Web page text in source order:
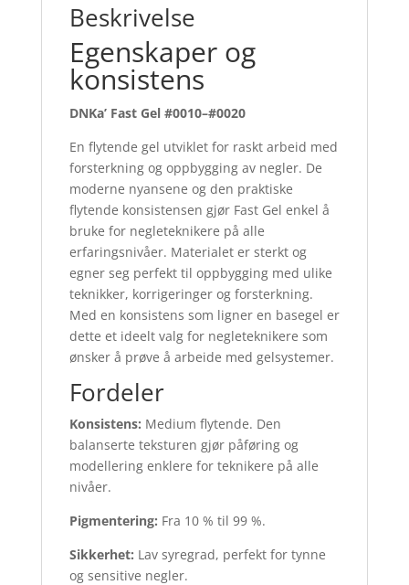
Beskrivelse
Egenskaper og
konsistens
DNKa’ Fast Gel #0010–#0020
En flytende gel utviklet for raskt arbeid med
forsterkning og oppbygging av negler. De
moderne nyansene og den praktiske
flytende konsistensen gjør Fast Gel enkel å
bruke for negleteknikere på alle
erfaringsnivåer. Materialet er sterkt og
egner seg perfekt til oppbygging med ulike
teknikker, korrigeringer og forsterkning.
Med en konsistens som ligner en basegel er
dette et ideelt valg for negleteknikere som
ønsker å prøve å arbeide med gelsystemer.
Fordeler
Konsistens: Medium flytende. Den
balanserte teksturen gjør påføring og
modellering enklere for teknikere på alle
nivåer.
Pigmentering: Fra 10 % til 99 %.
Sikkerhet: Lav syregrad, perfekt for tynne
og sensitive negler.